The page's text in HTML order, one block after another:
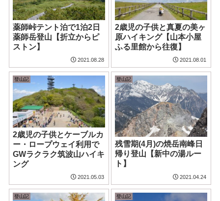
薬師峠テント泊で1泊2日
薬師岳登山【折立からピ
ストン】
2021.08.28
2歳児の子供と真夏の美ヶ
原ハイキング【山本小屋
ふる里館から往復】
2021.08.01
登山記
2歳児の子供とケーブルカ
ー・ロープウェイ利用で
GWラクラク筑波山ハイキ
ング
2021.05.03
登山記
残雪期(4月)の焼岳南峰日
帰り登山【新中の湯ルー
ト】
2021.04.24
登山記 登山記